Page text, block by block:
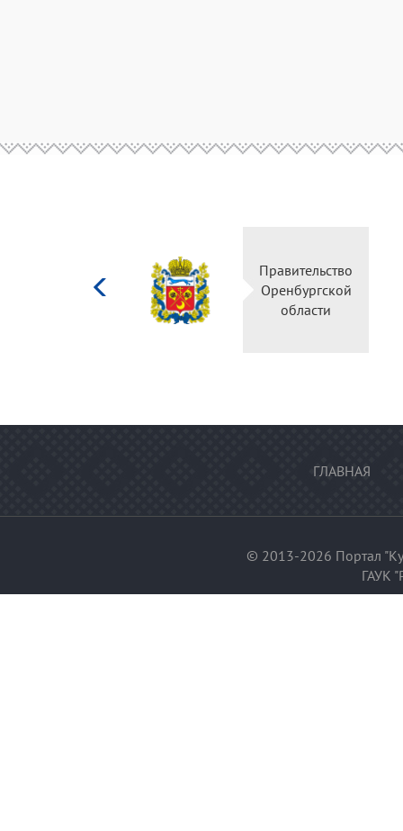
Правительство
Оренбургской
области
ГЛАВНАЯ
© 2013-2026 Портал
ГАУК